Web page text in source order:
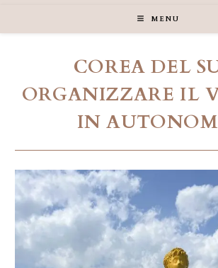
MENU
COREA DEL
ORGANIZZARE IL
IN